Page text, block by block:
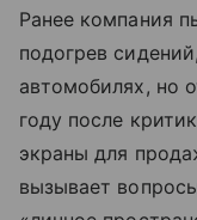
Ранее компания
подогрев
автомобилях, но
году после
экраны для
вызывает